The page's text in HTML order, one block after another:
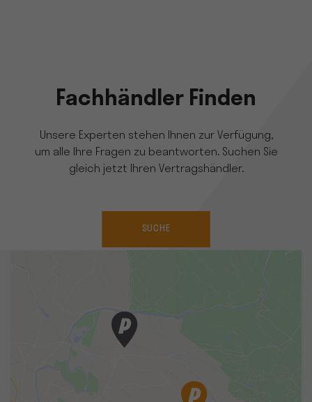
Fachhändler Finden
Unsere Experten stehen Ihnen zur Verfügung,
um alle Ihre Fragen zu beantworten. Suchen Sie
gleich jetzt Ihren Vertragshändler.
SUCHE